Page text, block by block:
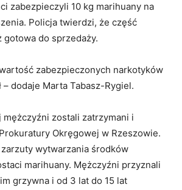
zabezpieczyli 10 kg marihuany na
Policja twierdzi, że część
gotowa do sprzedaży.
zabezpieczonych narkotyków
– dodaje Marta Tabasz-Rygiel.
mężczyźni zostali zatrzymani i
Okręgowej w Rzeszowie.
zarzuty wytwarzania środków
marihuany. Mężczyźni przyznali
grzywna i od 3 lat do 15 lat